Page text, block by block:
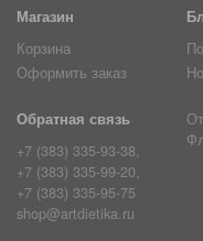
Магазин
Корзина
Оформить заказ
Обратная связь
+7 (383) 335-93-38,
+7 (383) 335-99-20,
+7 (383) 335-95-75
shop@artdietika.ru